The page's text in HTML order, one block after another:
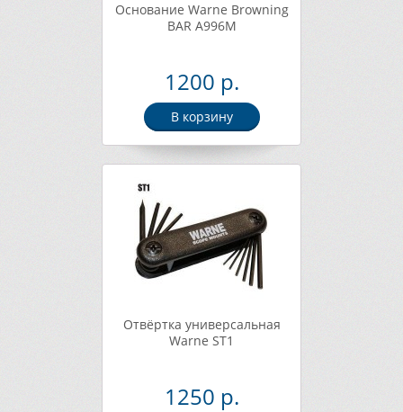
Основание Warne Browning
BAR A996M
1200 р.
В корзину
Отвёртка универсальная
Warne ST1
1250 р.